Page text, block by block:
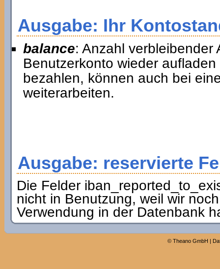
Ausgabe: Ihr
balance: Anzahl verbleibender
Benutzerkonto wieder
bezahlen, können auch bei
weiterarbeiten.
Ausgabe: reservierte
Die Felder
nicht in Benutzung, weil wir
Verwendung in der Datenbank
© Theano GmbH |